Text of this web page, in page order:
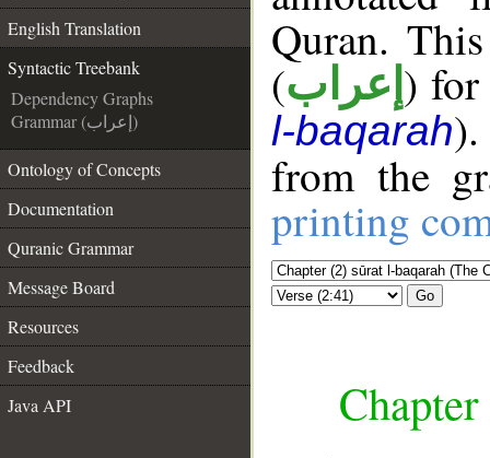
English Translation
Syntactic Treebank
Dependency Graphs
Grammar (إعراب)
Ontology of Concepts
Documentation
Quranic Grammar
Message Board
Resources
Feedback
Java API
Quran.
(إعراب ) for
l-baqarah
from the
printing
Go